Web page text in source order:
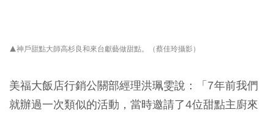
▲神戶甜點大師高杉良和來台獻藝做甜點。（蔡佳玲攝影）
美福大飯店行銷公關部經理洪珮雯說：「7年前我們
就辦過一次類似的活動，當時邀請了4位甜點主廚來